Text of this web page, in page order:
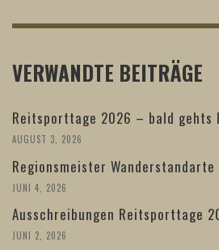
VERWANDTE BEITRÄGE
Reitsporttage 2026 – bald gehts
AUGUST 3, 2026
Regionsmeister Wanderstandarte
JUNI 4, 2026
Ausschreibungen Reitsporttage
JUNI 2, 2026